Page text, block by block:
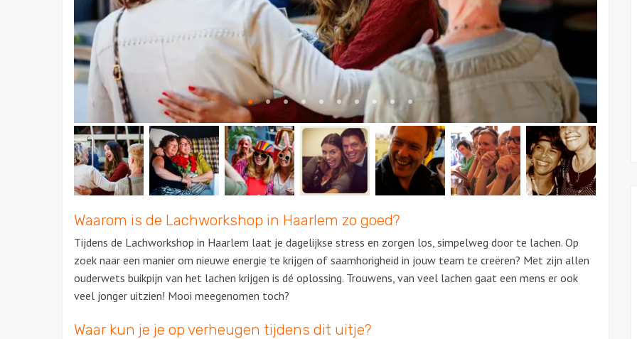
Waarom is de Lachworkshop in Haarlem zo goed?
Tijdens de Lachworkshop in Haarlem laat je dagelijkse stress en zorgen los, simpelweg door te lachen. Op
zoek naar een manier om nieuwe energie te krijgen of saamhorigheid in jouw team te creëren? Met zijn allen
ouderwets buikpijn van het lachen krijgen is dé oplossing. Trouwens, van veel lachen gaat een mens er ook
veel jonger uitzien! Mooi meegenomen toch?
Waar kun je je op verheugen tijdens dit uitje?